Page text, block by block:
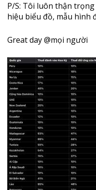
P/S: Tôi luôn thận trọng
hiệu biểu đồ, mẫu hình
Great day @mọi người